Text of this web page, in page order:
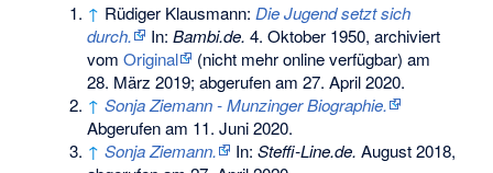
↑ Rüdiger Klausmann:Die Jugend setzt sich
durch.
In:Bambi.de. 4. Oktober 1950, archiviert
vomOriginal
(nicht mehr online verfügbar) am
28. März 2019; abgerufen am 27. April 2020.
↑ Sonja Ziemann - Munzinger Biographie.
Abgerufen am 11. Juni 2020.
↑ Sonja Ziemann. In:Steffi-Line.de. August 2018,